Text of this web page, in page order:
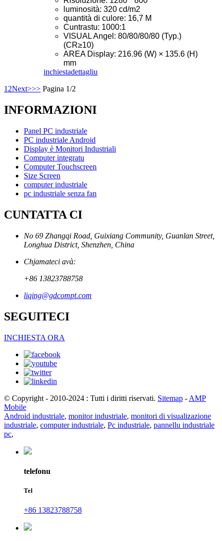
luminosità: 320 cd/m2
quantità di culore: 16,7 M
Cuntrastu: 1000:1
VISUAL Angel: 80/80/80/80 (Typ.)
(CR≥10)
AREA Display: 216.96 (W) × 135.6 (H)
mm
inchiestadettagliu
1 2Next>>> Pagina 1/2
INFORMAZIONI
Panel PC industriale
PC industriale Android
Display è Monitori Industriali
Computer integratu
Computer Touchscreen
Size Screen
computer industriale
pc industriale senza fan
CUNTATTA CI
No 69 Zhangqi Road, Guixiang Community, Guanlan Street,
Longhua District, Shenzhen, China
Chjamateci avà:
+86 13823788758
liqing@gdcompt.com
SEGUITECI
INCHIESTA ORA
© Copyright - 2010-2024 : Tutti i diritti riservati. Sitemap - AMP
Mobile
Android industriale, monitor industriale, monitori di visualizazione
industriale, computer industriale, Pc industriale, pannellu industriale
pc,
telefonu
Tel
+86 13823788758